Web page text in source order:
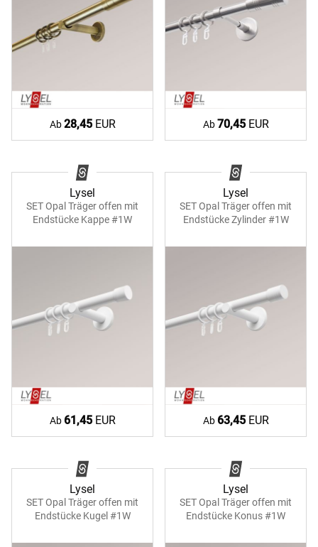
Ab28,45EUR Ab70,45EUR
Lysel
SET Opal Träger offen mit
Endstücke Kappe #1W
Ab 61,45EUR
Lysel
SET Opal Träger offen mit
Endstücke Zylinder #1W
Ab 63,45EUR
Lysel
SET Opal Träger offen mit
Endstücke Kugel #1W
Lysel
SET Opal Träger offen mit
Endstücke Konus #1W